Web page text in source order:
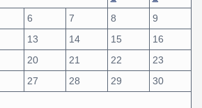
6 7 8
9
13 14 15
16
20 21 22
23
27 28 29
30